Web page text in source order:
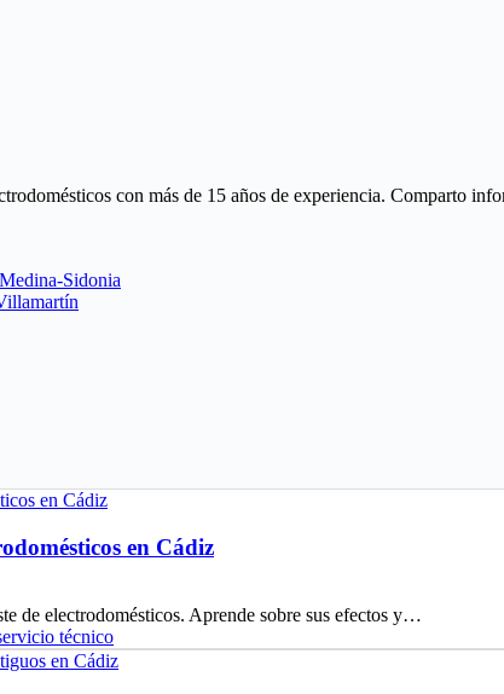
con más de 15 años de experiencia. Comparto
Sidonia
en Cádiz
de electrodomésticos. Aprende sobre sus efectos y…
técnico